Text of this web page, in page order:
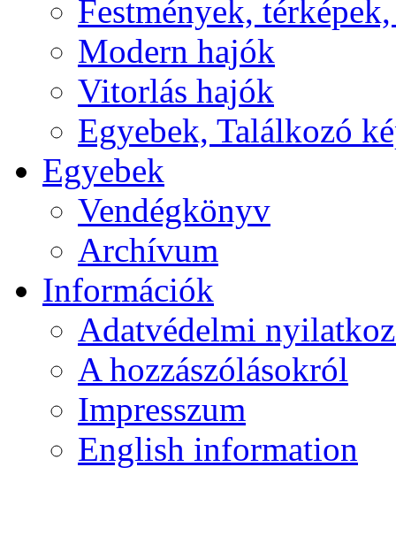
Festmények,
Modern hajók
Vitorlás hajók
Egyebek, Találkozó
Egyebek
Vendégkönyv
Archívum
Információk
Adatvédelmi
A hozzászólásokról
Impresszum
English information